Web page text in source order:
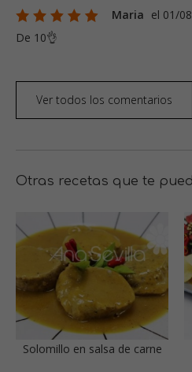
Maria el 01/
De 10👌
Ver todos los comentarios
Otras recetas que te
Solomillo en salsa de carne